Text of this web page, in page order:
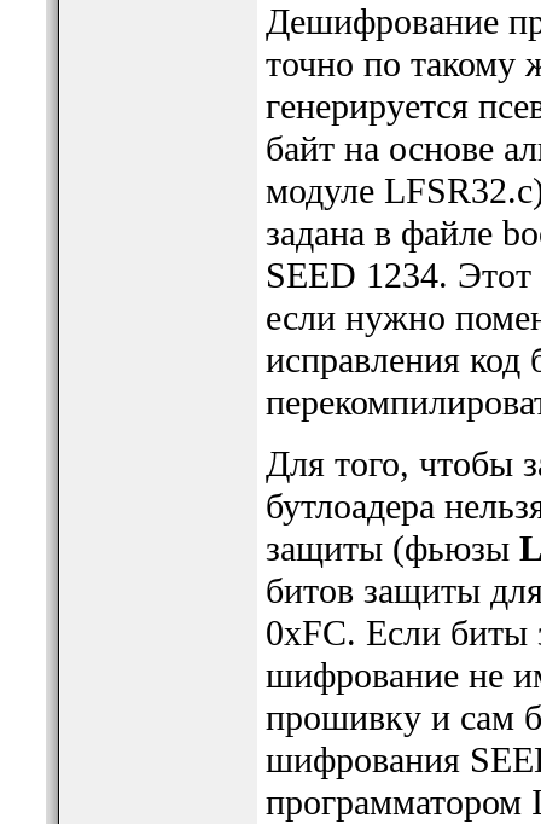
Дешифрование
точно по такому
генерируется
байт на основе
модуле
задана в файле
SEED 1234.
если нужно
исправления код
Для того, чтобы
бутлоадера
защиты (фьюзы
битов защиты
0xFC. Если биты
шифрование не
прошивку и сам
шифрования
программатором